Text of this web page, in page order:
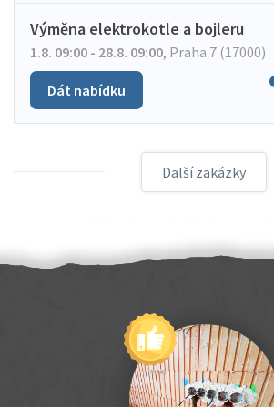
Výměna elektrokotle a bojleru
1.8. 09:00 - 28.8. 09:00, Praha 7 (17000)
Dát nabídku
Další zakázky